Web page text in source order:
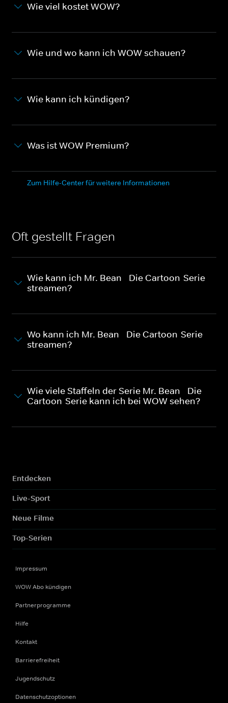
Wie viel kostet WOW?
Wie und wo kann ich WOW schauen?
Wie kann ich kündigen?
Was ist WOW Premium?
Zum Hilfe-Center für weitere Informationen
Oft gestellt Fragen
Wie kann ich Mr. Bean - Die Cartoon-Serie
streamen?
Wo kann ich Mr. Bean - Die Cartoon-Serie
streamen?
Wie viele Staffeln der Serie Mr. Bean - Die
Cartoon-Serie kann ich bei WOW sehen?
Entdecken
Live-Sport
Neue Filme
Top-Serien
Impressum
WOW Abo kündigen
Partnerprogramme
Hilfe
Kontakt
Barrierefreiheit
Jugendschutz
Datenschutzoptionen